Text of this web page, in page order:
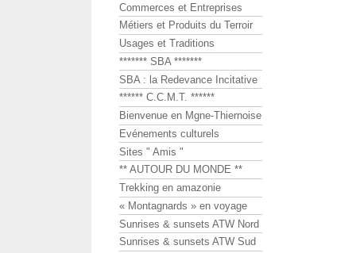
Commerces et Entreprises
Métiers et Produits du Terroir
Usages et Traditions
******* SBA *******
SBA : la Redevance Incitative
****** C.C.M.T. ******
Bienvenue en Mgne-Thiernoise
Evénements culturels
Sites " Amis "
** AUTOUR DU MONDE **
Trekking en amazonie
« Montagnards » en voyage
Sunrises & sunsets ATW Nord
Sunrises & sunsets ATW Sud